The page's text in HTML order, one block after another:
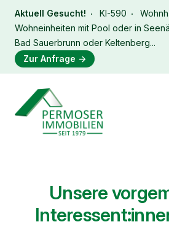
Aktuell Gesucht! KI-590
Wohneinheiten mit Pool oder in
Bad Sauerbrunn oder Keltenberg...
Zur Anfrage →
Immobilien Permoser Logo
Unsere